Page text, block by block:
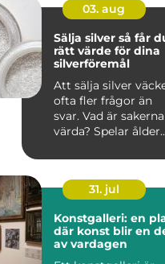
03. aug
Sälja silver så får du
rätt värde för dina
silverföremål
Att sälja silver
ofta fler frågor än
svar. Vad är sakerna
värda? Spelar ålder
31. jul
Konstgalleri: en
där konst blir en
av vardagen